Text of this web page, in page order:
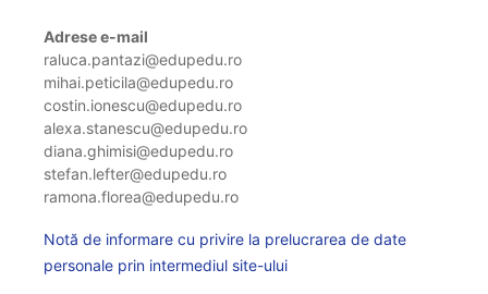
Adrese e-mail
raluca.pantazi@edupedu.ro
mihai.peticila@edupedu.ro
costin.ionescu@edupedu.ro
alexa.stanescu@edupedu.ro
diana.ghimisi@edupedu.ro
stefan.lefter@edupedu.ro
ramona.florea@edupedu.ro
Notă de informare cu privire la prelucrarea de date
personale prin intermediul site-ului